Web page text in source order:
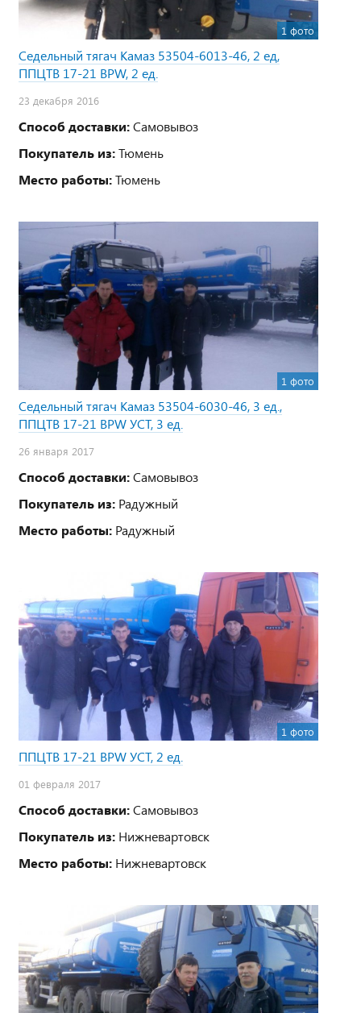
1 фото
Седельный тягач Камаз 53504-6013-46, 2 ед,
ППЦТВ 17-21 BPW, 2 ед.
23 декабря 2016
Способ доставки:Самовывоз
Покупатель из:Тюмень
Место работы:Тюмень
1 фото
Седельный тягач Камаз 53504-6030-46, 3 ед.,
ППЦТВ 17-21 BPW УСТ, 3 ед.
26 января 2017
Способ доставки:Самовывоз
Покупатель из: Радужный
Место работы: Радужный
1 фото
ППЦТВ 17-21 BPW УСТ, 2 ед.
01 февраля 2017
Способ доставки:Самовывоз
Покупатель из: Нижневартовск
Место работы: Нижневартовск